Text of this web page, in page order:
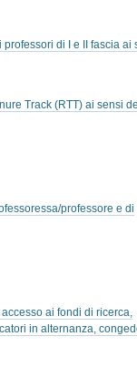
di I e II fascia ai
Track (RTT) ai sensi
professore e di
ai fondi di ricerca,
in alternanza,